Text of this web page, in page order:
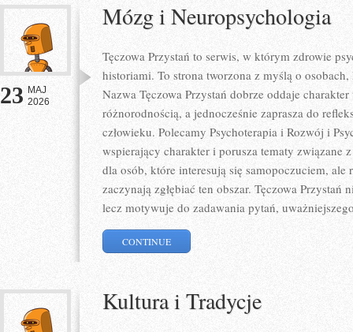
23 MAJ
2026
Mózg i Neuropsychologia
Tęczowa Przystań to serwis, w którym zdrowie
historiami. To strona tworzona z myślą o
Nazwa Tęczowa Przystań dobrze oddaje
różnorodnością, a jednocześnie zaprasza do
człowieku. Polecamy Psychoterapia i Rozwój i
wspierający charakter i porusza tematy związane
dla osób, które interesują się samopoczuciem,
zaczynają zgłębiać ten obszar. Tęczowa Przystań
lecz motywuje do zadawania pytań,
CONTINUE
Kultura i Tradycje